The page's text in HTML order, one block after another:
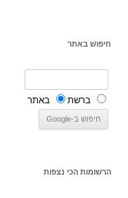
חיפוש באתר
ברשת באתר
הרשומות הכי נצפות